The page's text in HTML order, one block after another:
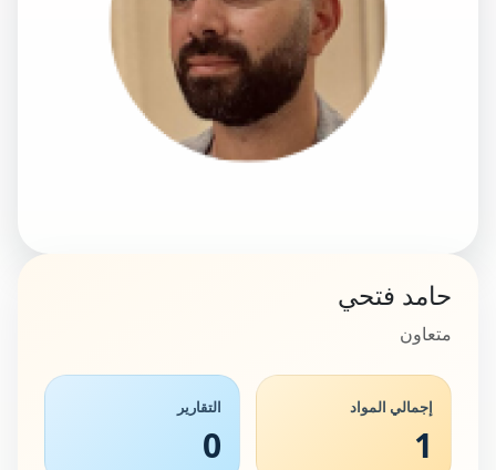
حامد فتحي
متعاون
إجمالي المواد
1
التقارير
0